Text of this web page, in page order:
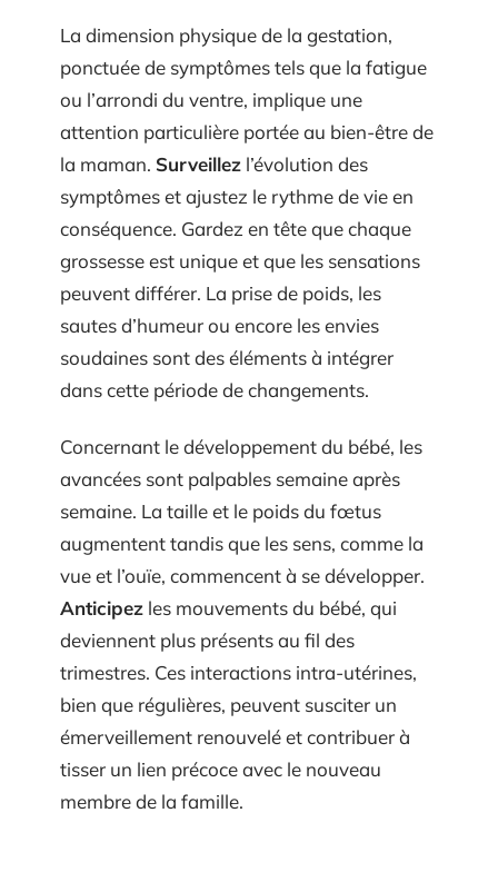
La dimension physique de la gestation,
ponctuée de symptômes tels que la fatigue
ou l’arrondi du ventre, implique une
attention particulière portée au bien-être de
la maman. Surveillez l’évolution des
symptômes et ajustez le rythme de vie en
conséquence. Gardez en tête que chaque
grossesse est unique et que les sensations
peuvent différer. La prise de poids, les
sautes d’humeur ou encore les envies
soudaines sont des éléments à intégrer
dans cette période de changements.
Concernant le développement du bébé, les
avancées sont palpables semaine après
semaine. La taille et le poids du fœtus
augmentent tandis que les sens, comme la
vue et l’ouïe, commencent à se développer.
Anticipez les mouvements du bébé, qui
deviennent plus présents au fil des
trimestres. Ces interactions intra-utérines,
bien que régulières, peuvent susciter un
émerveillement renouvelé et contribuer à
tisser un lien précoce avec le nouveau
membre de la famille.